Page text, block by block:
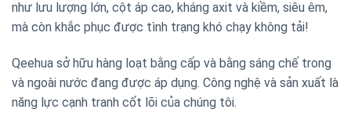
như lưu lượng lớn, cột áp cao, kháng axit và kiềm, siêu êm,
mà còn khắc phục được tình trạng khó chạy không tải!
Qeehua sở hữu hàng loạt bằng cấp và bằng sáng chế trong
và ngoài nước đang được áp dụng. Công nghệ và sản xuất là
năng lực cạnh tranh cốt lõi của chúng tôi.